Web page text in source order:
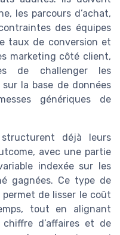
les parcours d’achat,
des équipes
taux de conversion et
marketing côté client,
de challenger les
la base de données
génériques de
déjà leurs
avec une partie
indexée sur les
gagnées. Ce type de
de lisser le coût
tout en alignant
d’affaires et de